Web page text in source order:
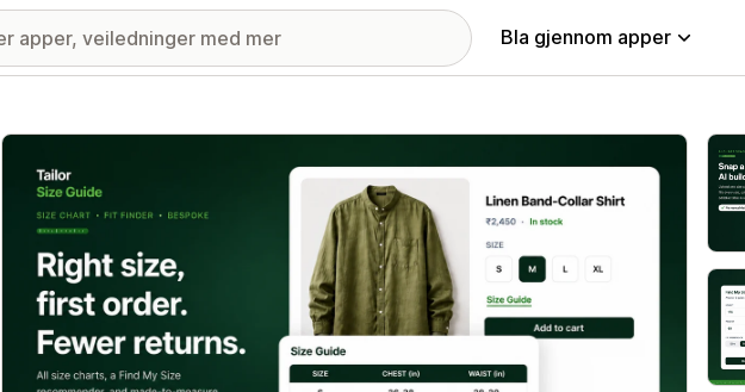
Bla gjennom apper
Galleri med fremhevede bilder